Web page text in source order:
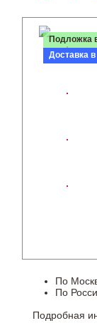
Подложка
Доставка
По
По
Подробная